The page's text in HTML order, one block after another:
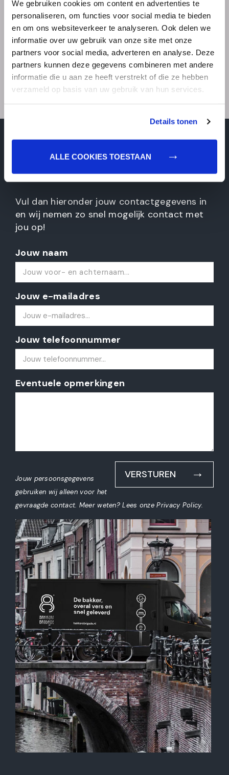
We gebruiken cookies om content en advertenties te
personaliseren, om functies voor social media te bieden
en om ons websiteverkeer te analyseren. Ook delen we
informatie over uw gebruik van onze site met onze
partners voor social media, adverteren en analyse. Deze
partners kunnen deze gegevens combineren met andere
informatie die u aan ze heeft verstrekt of die ze hebben
verzameld op basis van uw gebruik van hun services.
Details tonen
ALLE COOKIES TOESTAAN
contact met jou op. Heb je nog vragen over
deze vacature? Dan kan je telefonisch
contact met ons opnemen via 020-
4969686.
Acquisitie naar aanleiding van deze vacature
wordt niet op prijs gesteld.
heb jij interesse in deze
functie?
Vul dan hieronder jouw contactgegevens in
en wij nemen zo snel mogelijk contact met
jou op!
Jouw naam
Jouw e-mailadres
Jouw telefoonnummer
Eventuele opmerkingen
VERSTUREN
Jouw persoonsgegevens
gebruiken wij alleen voor het
gevraagde contact. Meer weten?Lees onze Privacy Policy.